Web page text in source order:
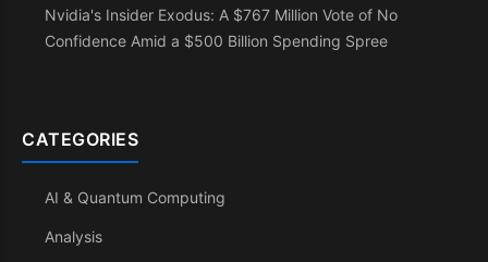
Nvidia's Insider Exodus: A $767 Million Vote of No
Confidence Amid a $500 Billion Spending Spree
CATEGORIES
AI & Quantum Computing
Analysis